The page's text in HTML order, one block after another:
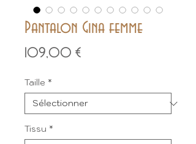
Pantalon Gina femme
109,00 €Prix
Taille *
Tissu *